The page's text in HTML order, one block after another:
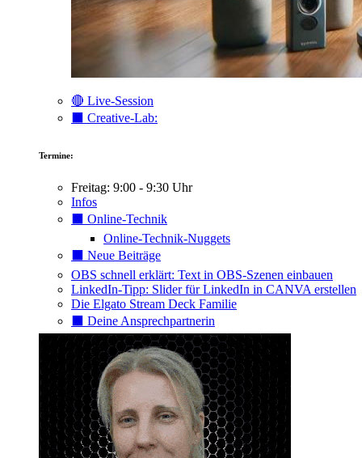
🔴 Live-Session
⬛️ Creative-Lab:
Termine:
Freitag: 9:00 - 9:30 Uhr
Infos
⬛️ Online-Technik
Online-Technik-Nuggets
⬛️ Neue Beiträge
OBS schnell erklärt: Text in OBS-Szenen einbauen
LinkedIn-Tipp: Slider für LinkedIn in CANVA erstellen
Die Elgato Stream Deck Familie
⬛️ Deine Ansprechpartnerin